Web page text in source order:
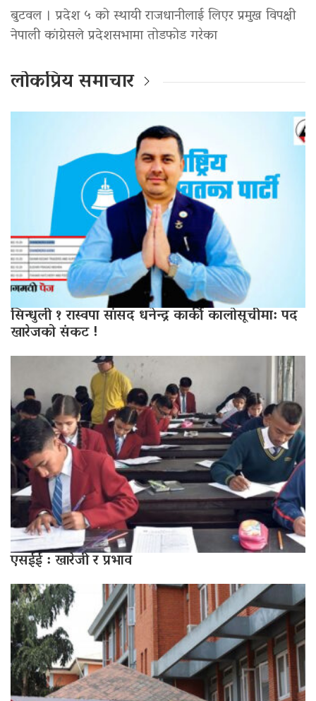
बुटवल । प्रदेश ५ को स्थायी राजधानीलाई लिएर प्रमुख विपक्षी
नेपाली कांग्रेसले प्रदेशसभामा तोडफोड गरेका
लोकप्रिय समाचार
सिन्धुली १ रास्वपा सांसद धनेन्द्र कार्की कालोसूचीमा: पद
खारेजको संकट !
एसईई : खारेजी र प्रभाव